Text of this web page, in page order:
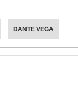
DANTE VEGA